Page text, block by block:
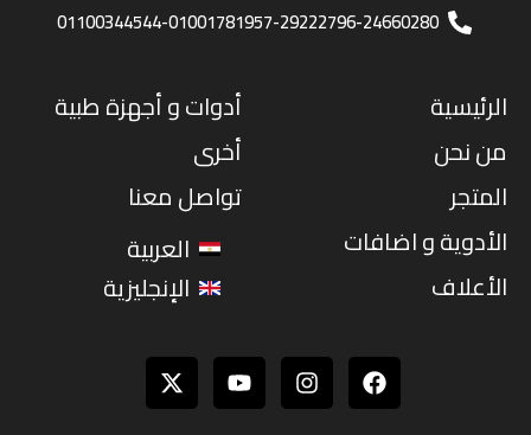
01100344544-01001781957-29222796-24660280
الرئيسية
من نحن
المتجر
الأدوية و اضافات
الأعلاف
أدوات و أجهزة طبية
أخرى
تواصل معنا
العربية
الإنجليزية
Facebook
Instagram
Youtube